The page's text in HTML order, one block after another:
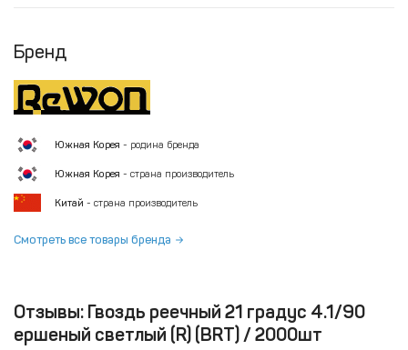
Бренд
Южная Корея - родина бренда
Южная Корея - страна производитель
Китай - страна производитель
Смотреть все товары бренда
Отзывы: Гвоздь реечный 21 градус 4.1/90
ершеный светлый (R) (BRT) / 2000шт